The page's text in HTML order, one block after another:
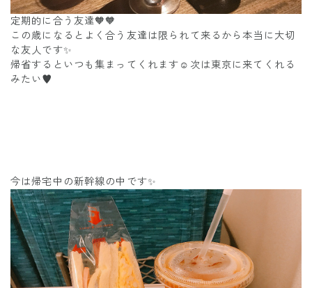
定期的に合う友達🧡🧡
この歳になるとよく合う友達は限られて来るから本当に大切
な友人です✨
帰省するといつも集まってくれます☺️次は東京に来てくれる
みたい♥️
今は帰宅中の新幹線の中です✨